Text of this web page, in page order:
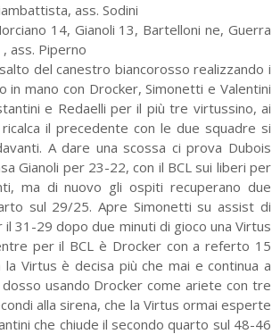
ass. Sodini
14, Gianoli 13, Bartelloni ne, Guerra
ass. Piperno
del canestro biancorosso realizzando i
mano con Drocker, Simonetti e Valentini
e Redaelli per il più tre virtussino, ai
il precedente con le due squadre si
A dare una scossa ci prova Dubois
Gianoli per 23-22, con il BCL sui liberi per
ma di nuovo gli ospiti recuperano due
sul 29/25. Apre Simonetti su assist di
31-29 dopo due minuti di gioco una Virtus
per il BCL è Drocker con a referto 15
Virtus è decisa più che mai e continua a
usando Drocker come ariete con tre
alla sirena, che la Virtus ormai esperte
che chiude il secondo quarto sul 48-46